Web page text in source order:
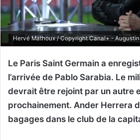
Hervé Mathoux / Copyright Canal+ -
Le Paris Saint Germain a
l’arrivée de Pablo Sarabia. Le
devrait être rejoint par un autre
prochainement. Ander Herrera
bagages dans le club de la